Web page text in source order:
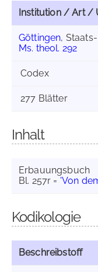
Institution / Art /
Göttingen,
Ms. theol. 292
Codex
277 Blätter
Inhalt
Erbauungsbuch
Bl. 257r = 'Von
Kodikologie
Beschreibstoff